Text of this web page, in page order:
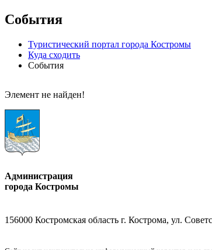
События
Туристический портал города Костромы
Куда сходить
События
Элемент не найден!
Администрация
города Костромы
156000 Костромская область г. Кострома, ул.